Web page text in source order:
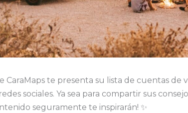
CaraMaps te presenta su lista de cuentas
sociales. Ya sea para compartir sus
seguramente te inspirarán! ✨